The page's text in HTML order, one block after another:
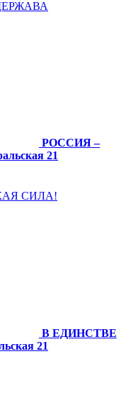
РОССИЯ –
21
В ЕДИНСТВЕ
21